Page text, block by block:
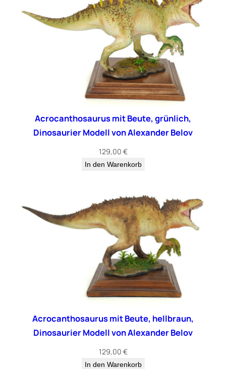
g
Acrocanthosaurus mit Beute, grünlich,
Dinosaurier Modell von Alexander Belov
129,00 €
In den Warenkorb
Acrocanthosaurus mit Beute, hellbraun,
Dinosaurier Modell von Alexander Belov
129,00 €
In den Warenkorb